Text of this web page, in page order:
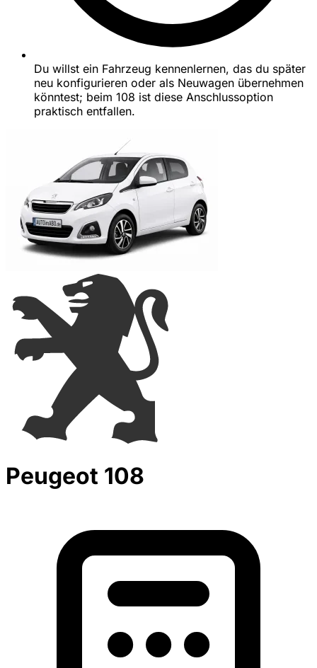
Du willst ein Fahrzeug kennenlernen, das du später
neu konfigurieren oder als Neuwagen übernehmen
könntest; beim 108 ist diese Anschlussoption
praktisch entfallen.
Peugeot 108